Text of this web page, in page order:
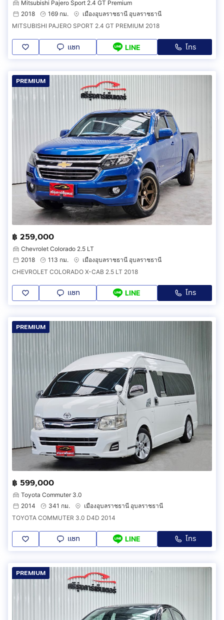
Mitsubishi Pajero Sport 2.4 GT Premium
2018
169 กม.
เมืองอุบลราชธานี อุบลราชธานี
MITSUBISHI PAJERO SPORT 2.4 GT PREMIUM 2018
แชท LINE โทร
PREMIUM
฿ 259,000
Chevrolet Colorado 2.5 LT
2018
113 กม.
เมืองอุบลราชธานี อุบลราชธานี
CHEVROLET COLORADO X-CAB 2.5 LT 2018
แชท LINE โทร
PREMIUM
฿ 599,000
Toyota Commuter 3.0
2014
341 กม.
เมืองอุบลราชธานี อุบลราชธานี
TOYOTA COMMUTER 3.0 D4D 2014
แชท LINE โทร
PREMIUM